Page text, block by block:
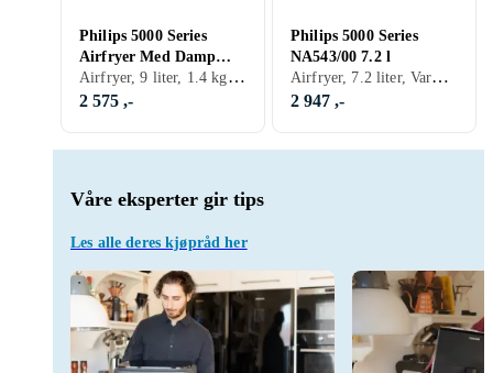
Våre eksperter gir tips
Les alle deres kjøpråd her
Philips 5000 Series
Airfryer Med Damp
NA552/00 Dual BasketAirfryer, 9 liter, 1.4 kg, Varmeisolert utside, Timer, Automatisk avstengning, Tåler oppvaskmaskin, Display, Signallampe, Appkontroll, Non-stick, Dobbel firtyr kurv, Variabel temperatur, 2750 W
2 575 ,-
Philips 5000 Series
NA543/00 7.2 l
Airfryer, 7.2 liter, Varmeisolert utside, Automatisk avstengning, Tåler oppvaskmaskin, 2000 W
2 947 ,-